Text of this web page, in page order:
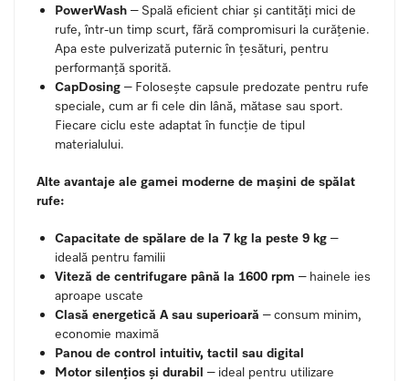
PowerWash – Spală eficient chiar și cantități mici de
rufe, într-un timp scurt, fără compromisuri la curățenie.
Apa este pulverizată puternic în țesături, pentru
performanță sporită.
CapDosing – Folosește capsule predozate pentru rufe
speciale, cum ar fi cele din lână, mătase sau sport.
Fiecare ciclu este adaptat în funcție de tipul
materialului.
Alte avantaje ale gamei moderne de mașini de spălat
rufe:
Capacitate de spălare de la 7 kg la peste 9 kg –
ideală pentru familii
Viteză de centrifugare până la 1600 rpm – hainele ies
aproape uscate
Clasă energetică A sau superioară – consum minim,
economie maximă
Panou de control intuitiv, tactil sau digital
Motor silențios și durabil – ideal pentru utilizare